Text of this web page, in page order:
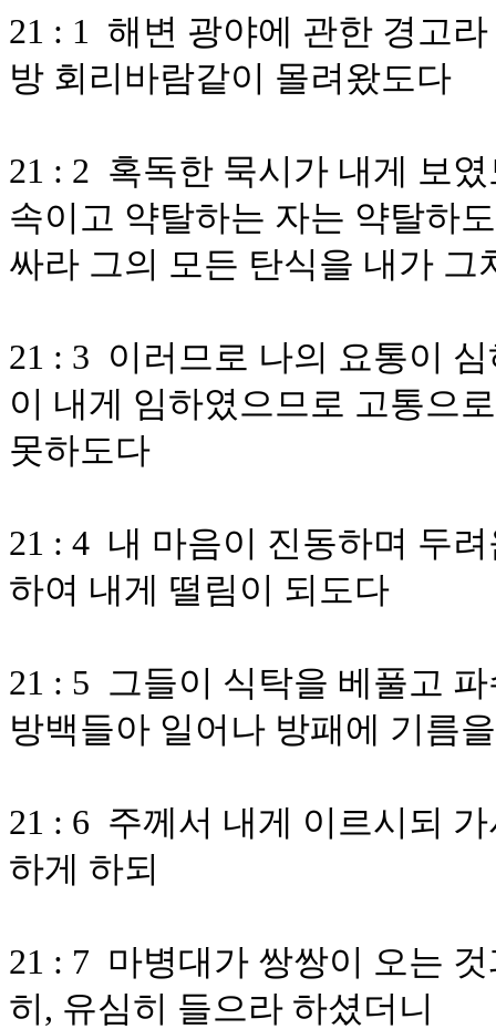
21 : 1 해변 광야에 관한 경고
방 회리바람같이 몰려왔도다
21 : 2 혹독한 묵시가 내게 보
속이고 약탈하는 자는 약탈하
싸라 그의 모든 탄식을 내가 그
21 : 3 이러므로 나의 요통이
이 내게 임하였으므로 고통으
못하도다
21 : 4 내 마음이 진동하며 두
하여 내게 떨림이 되도다
21 : 5 그들이 식탁을 베풀고
방백들아 일어나 방패에 기름
21 : 6 주께서 내게 이르시되
하게 하되
21 : 7 마병대가 쌍쌍이 오는
히, 유심히 들으라 하셨더니